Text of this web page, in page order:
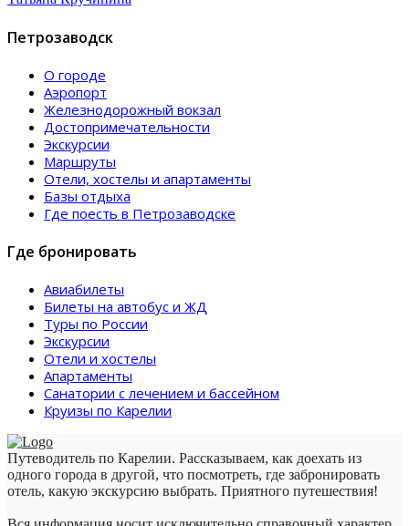
Петрозаводск
О городе
Аэропорт
Железнодорожный вокзал
Достопримечательности
Экскурсии
Маршруты
Отели, хостелы и апартаменты
Базы отдыха
Где поесть в Петрозаводске
Где бронировать
Авиабилеты
Билеты на автобус и ЖД
Туры по России
Экскурсии
Отели и хостелы
Апартаменты
Санатории с лечением и бассейном
Круизы по Карелии
Путеводитель по Карелии. Рассказываем, как доехать из
одного города в другой, что посмотреть, где забронировать
отель, какую экскурсию выбрать. Приятного путешествия!